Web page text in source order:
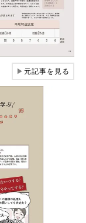
▶元記事を見る